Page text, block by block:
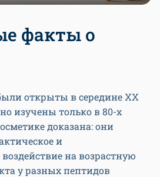
факты о
открыты в середине XX
изучены только в 80-x
доказана: они
и
на возрастную
у разных пептидов